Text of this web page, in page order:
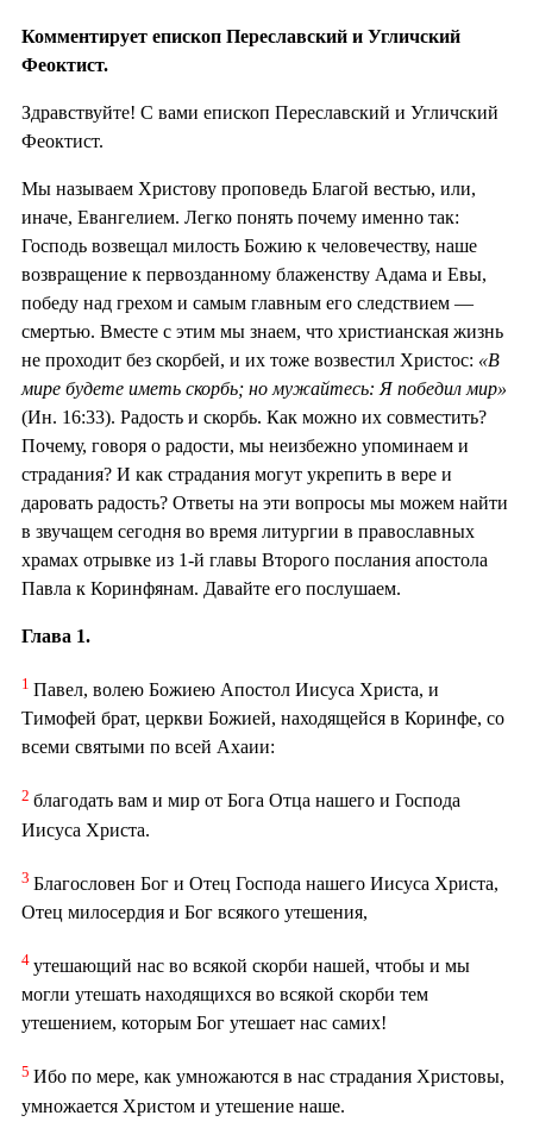
Комментирует епископ Переславский и Угличский
Феоктист.
Здравствуйте! С вами епископ Переславский и Угличский
Феоктист.
Мы называем Христову проповедь Благой вестью, или,
иначе, Евангелием. Легко понять почему именно так:
Господь возвещал милость Божию к человечеству, наше
возвращение к первозданному блаженству Адама и Евы,
победу над грехом и самым главным его следствием —
смертью. Вместе с этим мы знаем, что христианская жизнь
не проходит без скорбей, и их тоже возвестил Христос: «В
мире будете иметь скорбь; но мужайтесь: Я победил мир»
(Ин. 16:33). Радость и скорбь. Как можно их совместить?
Почему, говоря о радости, мы неизбежно упоминаем и
страдания? И как страдания могут укрепить в вере и
даровать радость? Ответы на эти вопросы мы можем найти
в звучащем сегодня во время литургии в православных
храмах отрывке из 1-й главы Второго послания апостола
Павла к Коринфянам. Давайте его послушаем.
Глава 1.
1 Павел, волею Божиею Апостол Иисуса Христа, и
Тимофей брат, церкви Божией, находящейся в Коринфе, со
всеми святыми по всей Ахаии:
2 благодать вам и мир от Бога Отца нашего и Господа
Иисуса Христа.
3 Благословен Бог и Отец Господа нашего Иисуса Христа,
Отец милосердия и Бог всякого утешения,
4 утешающий нас во всякой скорби нашей, чтобы и мы
могли утешать находящихся во всякой скорби тем
утешением, которым Бог утешает нас самих!
5 Ибо по мере, как умножаются в нас страдания Христовы,
умножается Христом и утешение наше.